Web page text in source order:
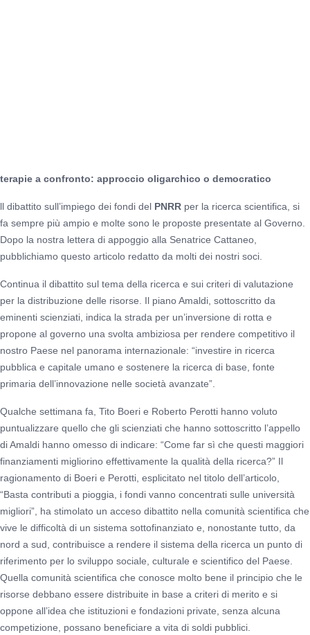
terapie a confronto: approccio oligarchico o democratico
ll dibattito sull’impiego dei fondi del PNRR per la ricerca scientifica, si
fa sempre più ampio e molte sono le proposte presentate al Governo.
Dopo la nostra lettera di appoggio alla Senatrice Cattaneo,
pubblichiamo questo articolo redatto da molti dei nostri soci.
Continua il dibattito sul tema della ricerca e sui criteri di valutazione
per la distribuzione delle risorse. Il piano Amaldi, sottoscritto da
eminenti scienziati, indica la strada per un’inversione di rotta e
propone al governo una svolta ambiziosa per rendere competitivo il
nostro Paese nel panorama internazionale: “investire in ricerca
pubblica e capitale umano e sostenere la ricerca di base, fonte
primaria dell’innovazione nelle società avanzate”.
Qualche settimana fa, Tito Boeri e Roberto Perotti hanno voluto
puntualizzare quello che gli scienziati che hanno sottoscritto l’appello
di Amaldi hanno omesso di indicare: “Come far sì che questi maggiori
finanziamenti migliorino effettivamente la qualità della ricerca?” Il
ragionamento di Boeri e Perotti, esplicitato nel titolo dell’articolo,
“Basta contributi a pioggia, i fondi vanno concentrati sulle università
migliori”, ha stimolato un acceso dibattito nella comunità scientifica che
vive le difficoltà di un sistema sottofinanziato e, nonostante tutto, da
nord a sud, contribuisce a rendere il sistema della ricerca un punto di
riferimento per lo sviluppo sociale, culturale e scientifico del Paese.
Quella comunità scientifica che conosce molto bene il principio che le
risorse debbano essere distribuite in base a criteri di merito e si
oppone all’idea che istituzioni e fondazioni private, senza alcuna
competizione, possano beneficiare a vita di soldi pubblici.